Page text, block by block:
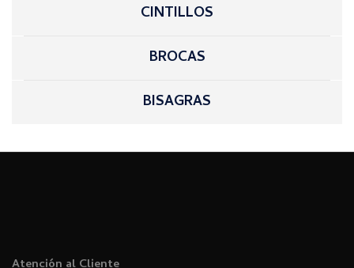
CINTILLOS
BROCAS
BISAGRAS